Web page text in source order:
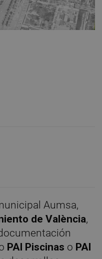
Aumsa,
de València,
PAI Piscinas o PAI